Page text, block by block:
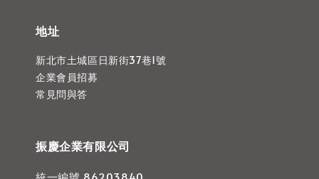
地址
新北市土城區日新街37巷1號
企業會員招募
常見問與答
振慶企業有限公司